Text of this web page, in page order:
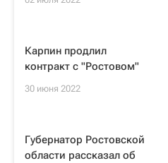
Карпин продлил
контракт с "Ростовом"
30 июня 2022
Губернатор Ростовской
области рассказал об